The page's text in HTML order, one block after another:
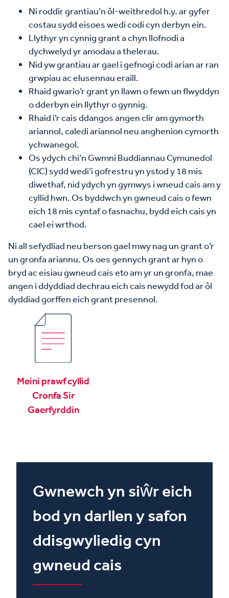
Ni roddir grantiau’n ôl-weithredol h.y. ar gyfer
costau sydd eisoes wedi codi cyn derbyn ein.
Llythyr yn cynnig grant a chyn llofnodi a
dychwelyd yr amodau a thelerau.
Nid yw grantiau ar gael i gefnogi codi arian ar ran
grwpiau ac elusennau eraill.
Rhaid gwario’r grant yn llawn o fewn un flwyddyn
o dderbyn ein llythyr o gynnig.
Rhaid i’r cais ddangos angen clir am gymorth
ariannol, caledi ariannol neu anghenion cymorth
ychwanegol.
Os ydych chi’n Gwmni Buddiannau Cymunedol
(CIC) sydd wedi’i gofrestru yn ystod y 18 mis
diwethaf, nid ydych yn gymwys i wneud cais am y
cyllid hwn. Os byddwch yn gwneud cais o fewn
eich 18 mis cyntaf o fasnachu, bydd eich cais yn
cael ei wrthod.
Ni all sefydliad neu berson gael mwy nag un grant o’r
un gronfa ariannu. Os oes gennych grant ar hyn o
bryd ac eisiau gwneud cais eto am yr un gronfa, mae
angen i ddyddiad dechrau eich cais newydd fod ar ôl
dyddiad gorffen eich grant presennol.
Meini prawf cyllid
Cronfa Sir
Gaerfyrddin
Gwnewch yn siŵr eich
bod yn darllen y safon
ddisgwyliedig cyn
gwneud cais